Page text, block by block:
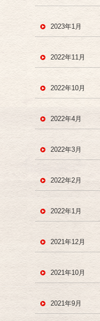
2023年1月
2022年11月
2022年10月
2022年4月
2022年3月
2022年2月
2022年1月
2021年12月
2021年10月
2021年9月